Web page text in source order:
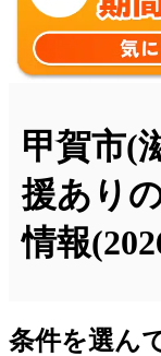
甲賀市(
援あり
情報
条件を選ん